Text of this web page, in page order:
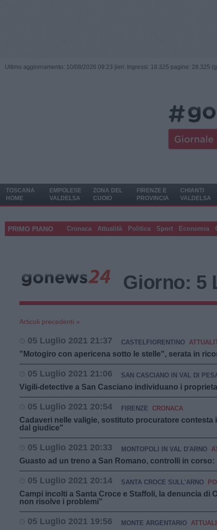
Ultimo aggiornamento: 10/08/2026 09:23 | ieri: Ingressi: 18.325 pagine: 28.325
TOSCANA
HOME
EMPOLESE
VALDELSA
ZONA DEL
CUOIO
FIRENZE E
PROVINCIA
CHIANTI
VALDELSA
PRIMO PIANO Cronaca Attualità Politica Sport Economia
Giorno: 5
Articoli precedenti »
05 Luglio 2021 21:37 CASTELFIORENTINO
"Motogiro con apericena sotto le stelle", serata in
05 Luglio 2021 21:06 SAN CASCIANO IN VAL DI
Vigili-detective a San Casciano individuano i
05 Luglio 2021 20:54 FIRENZE CRONACA
Cadaveri nelle valigie, sostituto procuratore
dal giudice"
05 Luglio 2021 20:33 MONTOPOLI IN VAL D'ARNO
Guasto ad un treno a San Romano, controlli in
05 Luglio 2021 20:14 SANTA CROCE SULL'ARNO
Campi incolti a Santa Croce e Staffoli, la denuncia di
non risolve i problemi"
05 Luglio 2021 19:56 MONTE ARGENTARIO